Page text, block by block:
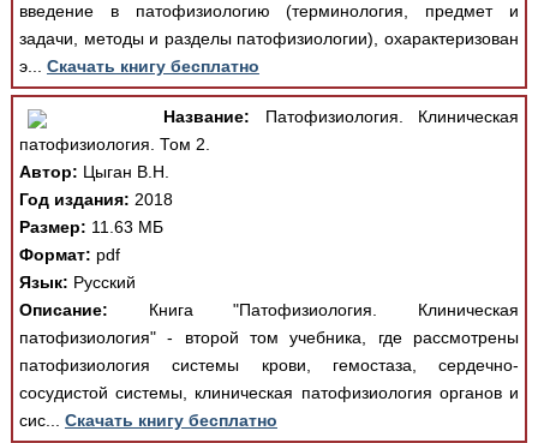
введение в патофизиологию (терминология, предмет и
задачи, методы и разделы патофизиологии), охарактеризован
э... Скачать книгу бесплатно
Название: Патофизиология. Клиническая
патофизиология. Том 2.
Автор: Цыган В.Н.
Год издания: 2018
Размер: 11.63 МБ
Формат: pdf
Язык: Русский
Описание: Книга "Патофизиология. Клиническая
патофизиология" - второй том учебника, где рассмотрены
патофизиология системы крови, гемостаза, сердечно-
сосудистой системы, клиническая патофизиология органов и
сис... Скачать книгу бесплатно